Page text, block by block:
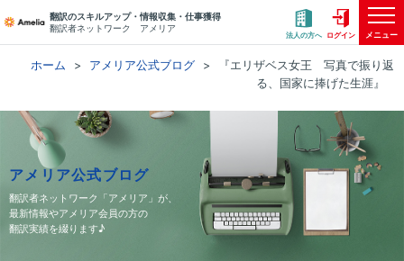
翻訳のスキルアップ・情報収集・仕事獲得
翻訳者ネットワーク アメリア
法人の方へ ログイン メニュー
ホーム アメリア公式ブログ
『エリザベス女王 写真で振り返
る、国家に捧げた生涯』
アメリア公式ブログ
翻訳者ネットワーク「アメリア」が、
最新情報やアメリア会員の方の
翻訳実績を綴ります♪